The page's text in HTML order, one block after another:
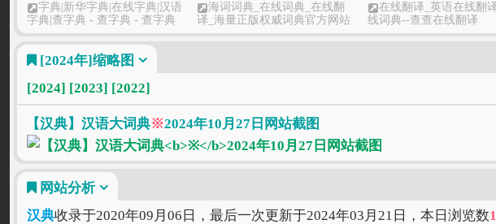
字典|新华字典|在线字典|汉语
字典|查字典 - 查字典 - 查字典
海词词典_在线词典_在线翻
译_海量正版权威词典官方网站
在线翻译_英语在线翻
线词典--查查在线翻译
道客巴巴
道客巴巴-在线文档分享平台
发现价值
有道翻译
在线翻译_有道
有问题 - 上知乎，知乎，可
信赖的问答社区
[2024年]缩略图
[2024] [2023] [2022]
【汉典】汉语大词典※2024年10月27日网站截图
网站分析
汉典收录于2020年09月06日，最后一次更新于2024年03月21日，本日浏览数1